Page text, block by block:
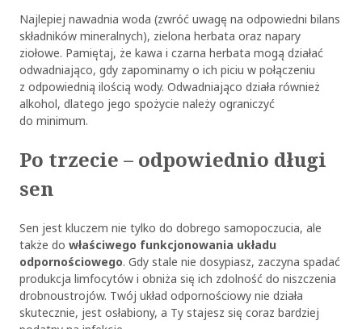
Najlepiej nawadnia woda (zwróć uwagę na odpowiedni bilans
składników mineralnych), zielona herbata oraz napary
ziołowe. Pamiętaj, że kawa i czarna herbata mogą działać
odwadniająco, gdy zapominamy o ich piciu w połączeniu
z odpowiednią ilością wody. Odwadniająco działa również
alkohol, dlatego jego spożycie należy ograniczyć
do minimum.
Po trzecie – odpowiednio długi
sen
Sen jest kluczem nie tylko do dobrego samopoczucia, ale
także do właściwego funkcjonowania układu
odpornościowego. Gdy stale nie dosypiasz, zaczyna spadać
produkcja limfocytów i obniża się ich zdolność do niszczenia
drobnoustrojów. Twój układ odpornościowy nie działa
skutecznie, jest osłabiony, a Ty stajesz się coraz bardziej